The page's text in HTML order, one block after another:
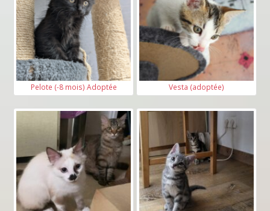
Pelote (-8 mois) Adoptée Vesta (adoptée)